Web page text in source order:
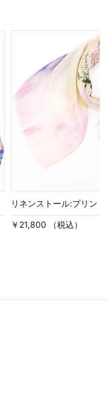
リネンストール:プリン
￥21,800 （税込）